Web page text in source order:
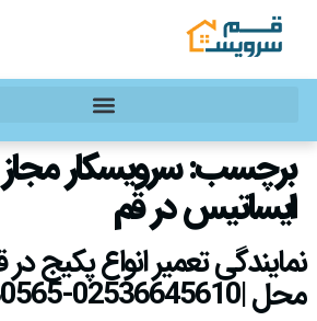
برچسب:سرویسکار
ایساتیس در قم
نمایندگی تعمیر انواع پکیج
محل |02536645610-09191530565